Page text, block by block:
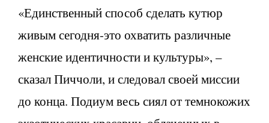
«Единственный способ сделать кутюр
живым сегодня-это охватить различные
женские идентичности и культуры», –
сказал Пиччоли, и следовал своей миссии
до конца. Подиум весь сиял от темнокожих